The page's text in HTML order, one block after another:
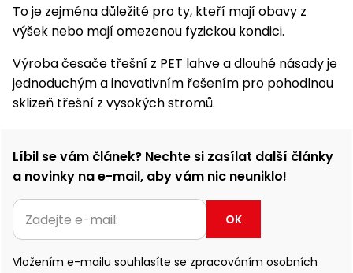
To je zejména důležité pro ty, kteří mají obavy z
výšek nebo mají omezenou fyzickou kondici.
Výroba česače třešní z PET lahve a dlouhé násady je
jednoduchým a inovativním řešením pro pohodlnou
sklizeň třešní z vysokých stromů.
Líbil se vám článek? Nechte si zasílat další články
a novinky na e-mail, aby vám nic neuniklo!
OK
Vložením e-mailu souhlasíte se zpracováním osobních